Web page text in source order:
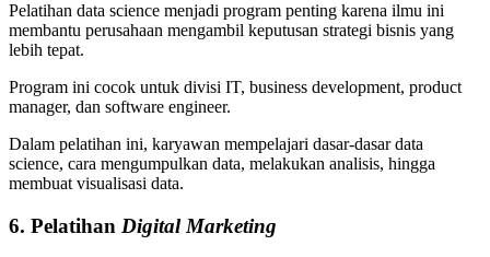
Pelatihan data science menjadi program penting karena ilmu ini
membantu perusahaan mengambil keputusan strategi bisnis yang
lebih tepat.
Program ini cocok untuk divisi IT, business development, product
manager, dan software engineer.
Dalam pelatihan ini, karyawan mempelajari dasar-dasar data
science, cara mengumpulkan data, melakukan analisis, hingga
membuat visualisasi data.
6. Pelatihan Digital Marketing